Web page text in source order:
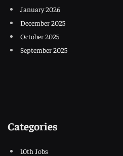
January 2026
December 2025
October 2025
September 2025
Categories
10th Jobs